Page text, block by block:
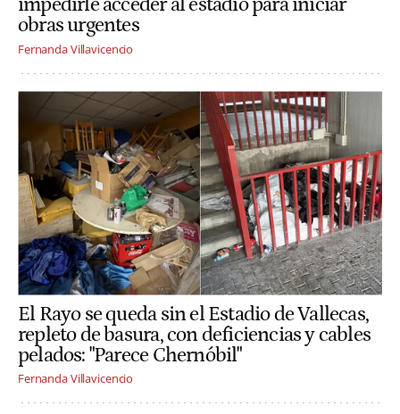
impedirle acceder al estadio para iniciar
obras urgentes
Fernanda Villavicencio
El Rayo se queda sin el Estadio de Vallecas,
repleto de basura, con deficiencias y cables
pelados: "Parece Chernóbil"
Fernanda Villavicencio